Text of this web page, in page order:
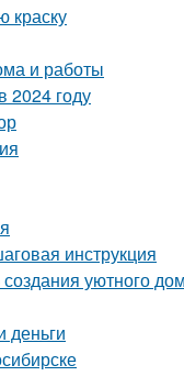
краску
и работы
2024 году
инструкция
уютного
деньги